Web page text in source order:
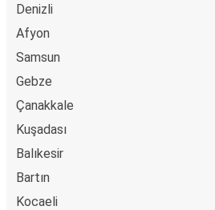
Denizli
Afyon
Samsun
Gebze
Çanakkale
Kuşadası
Balıkesir
Bartın
Kocaeli